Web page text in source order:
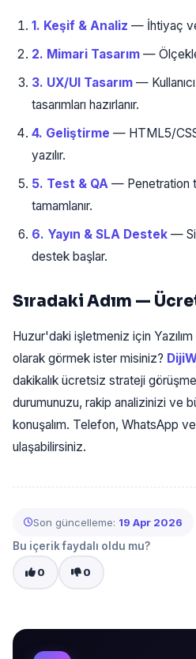
1. Keşif & Analiz — İhtiyaç
2. Mimari Tasarım —
3. UX/UI Tasarım —
tasarımları hazırlanır.
4. Geliştirme — HTML5/
yazılır.
5. Test & QA — Penetration
tamamlanır.
6. Yayın & SLA Destek —
destek başlar.
Sıradaki Adım —
Huzur'daki işletmeniz için Yazılım
olarak görmek ister misiniz?
dakikalık ücretsiz strateji
durumunuzu, rakip analizinizi ve
konuşalım. Telefon, WhatsApp
ulaşabilirsiniz.
Son güncelleme: 19 Apr 2026
Bu içerik faydalı oldu mu?
0 0